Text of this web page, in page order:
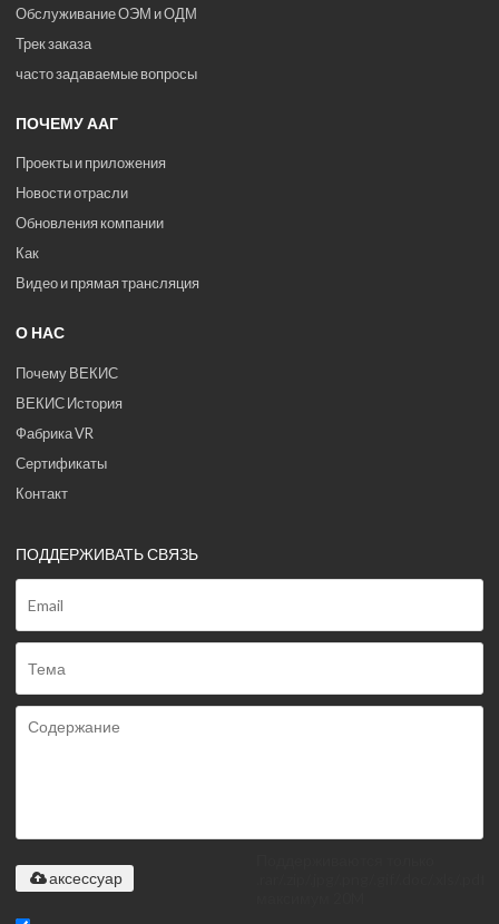
Обслуживание ОЭМ и ОДМ
Трек заказа
часто задаваемые вопросы
ПОЧЕМУ ААГ
Проекты и приложения
Новости отрасли
Обновления компании
Как
Видео и прямая трансляция
О НАС
Почему ВЕКИС
ВЕКИС История
Фабрика VR
Сертификаты
Контакт
ПОДДЕРЖИВАТЬ СВЯЗЬ
аксессуар